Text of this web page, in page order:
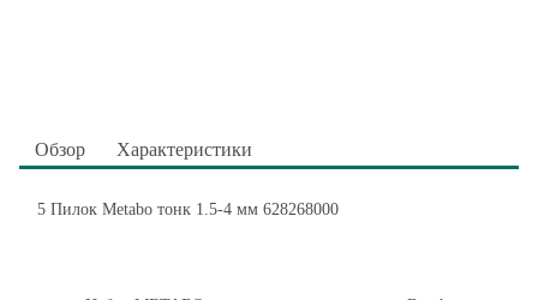
Обзор Характеристики
5 Пилок Metabo тонк 1.5-4 мм 628268000